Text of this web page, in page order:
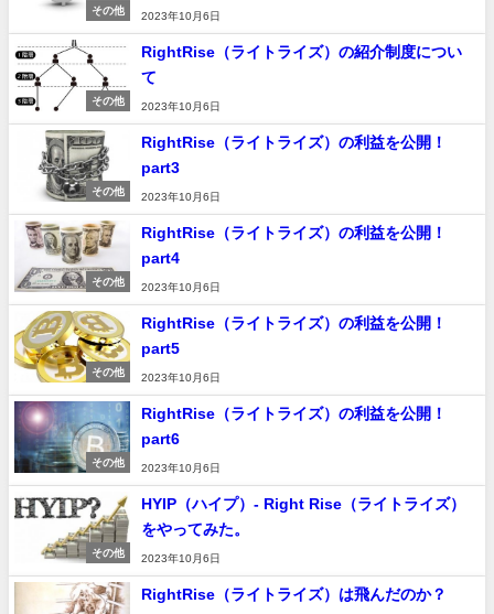
その他
2023年10月6日
その他
RightRise（ライトライズ）の紹介制度につい
て
2023年10月6日
その他
RightRise（ライトライズ）の利益を公開！
part3
2023年10月6日
その他
RightRise（ライトライズ）の利益を公開！
part4
2023年10月6日
その他
RightRise（ライトライズ）の利益を公開！
part5
2023年10月6日
その他
RightRise（ライトライズ）の利益を公開！
part6
2023年10月6日
その他
HYIP（ハイプ）- Right Rise（ライトライズ）
をやってみた。
2023年10月6日
RightRise（ライトライズ）は飛んだのか？